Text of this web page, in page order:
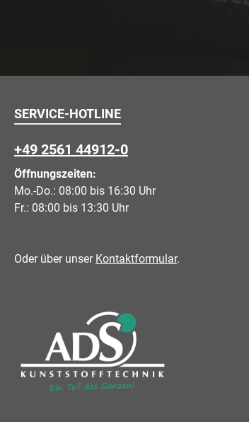
SERVICE-HOTLINE
+49 2561 44912-0
Öffnungszeiten:
Mo.-Do.: 08:00 bis 16:30 Uhr
Fr.: 08:00 bis 13:30 Uhr
Oder über unser Kontaktformular.